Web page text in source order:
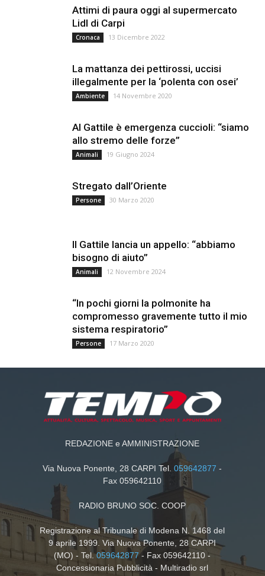
Attimi di paura oggi al supermercato
Lidl di Carpi
Cronaca 13 Dicembre 2022
La mattanza dei pettirossi, uccisi
illegalmente per la ‘polenta con osei’
Ambiente 14 Novembre 2020
Al Gattile è emergenza cuccioli: “siamo
allo stremo delle forze”
Animali 19 Giugno 2024
Stregato dall’Oriente
Persone 30 Marzo 2020
Il Gattile lancia un appello: “abbiamo
bisogno di aiuto”
Animali 12 Novembre 2024
“In pochi giorni la polmonite ha
compromesso gravemente tutto il mio
sistema respiratorio”
Persone 17 Marzo 2020
REDAZIONE e AMMINISTRAZIONE
Via Nuova Ponente, 28 CARPI Tel.059642877 -
Fax 059642110
RADIO BRUNO SOC. COOP
Registrazione al Tribunale di Modena N. 1468 del
9 aprile 1999. Via Nuova Ponente, 28 CARPI
(MO) - Tel.059642877- Fax 059642110 -
Concessionaria Pubblicità - Multiradio srl